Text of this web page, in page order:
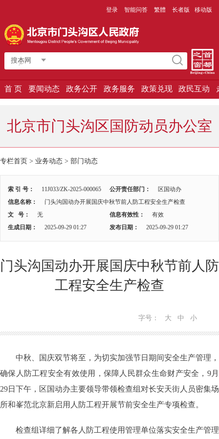
登录 智能问答 繁體 长者版 移动版
搜本网
首 页 要闻动态 政务公开 政务服务 政策兑现 政民互动
北京市门头沟区国防动员办公室
专栏首页 > 业务动态 > 部门动态
索 引 号： 11J033/ZK-2025-000065 公开责任部门：
区国动办
信息名称：
门头沟国动办开展国庆中秋节前人防工程安全生产检查
文 号：
无 信息有效性：
有效
生成日期：
2025-09-29 01:27 发布日期： 2025-09-29 01:27
门头沟国动办开展国庆中秋节前人防
工程安全生产检查
字号： 大 中 小
中秋、国庆双节将至，为切实加强节日期间安全生产管理，
确保人防工程安全有效使用，保障人民群众生命财产安全，9月
29日下午，区国动办主要领导带领检查组对长安天街人员密集场
所和峯范北京新启用人防工程开展节前安全生产专项检查。
检查组详细了解各人防工程使用管理单位落实安全生产管理